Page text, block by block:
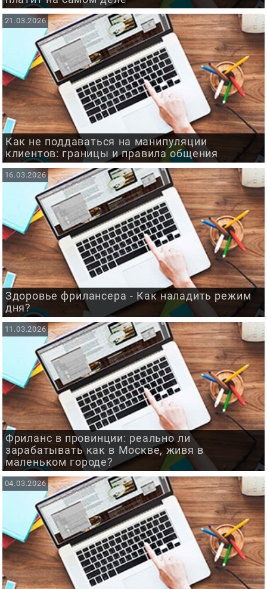
Как не поддаваться на манипуляции
клиентов: границы и правила общения
21.03.2026
Здоровье фрилансера - Как наладить режим
дня?
16.03.2026
Фриланс в провинции: реально ли
зарабатывать как в Москве, живя в
маленьком городе?
11.03.2026
04.03.2026